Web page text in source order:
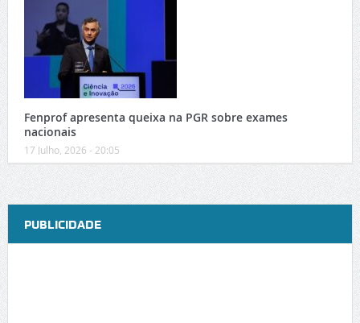
Fenprof apresenta queixa na PGR sobre exames
nacionais
17 Julho, 2026 - 20:05
PUBLICIDADE